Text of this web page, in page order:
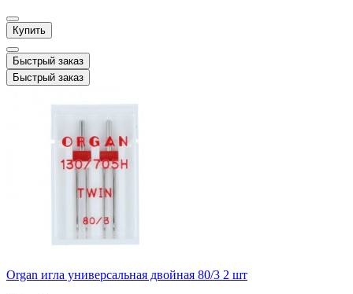
Купить
Быстрый заказ
Быстрый заказ
Organ игла универсальная двойная 80/3 2 шт